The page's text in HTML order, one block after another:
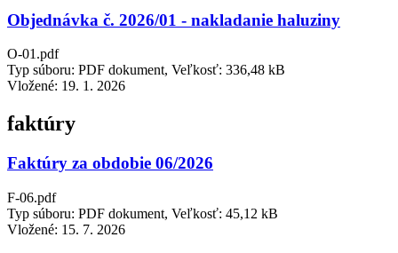
Objednávka č. 2026/01 - nakladanie haluziny
O-01.pdf
Typ súboru: PDF dokument, Veľkosť: 336,48 kB
Vložené: 19. 1. 2026
faktúry
Faktúry za obdobie 06/2026
F-06.pdf
Typ súboru: PDF dokument, Veľkosť: 45,12 kB
Vložené: 15. 7. 2026